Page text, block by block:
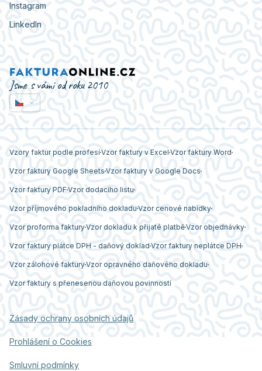
Instagram
LinkedIn
Jsme s vámi od roku 2010
Vzory faktur podle profesíVzor faktury v Excel Vzor faktury Word
Vzor faktury Google Sheets Vzor faktury v Google Docs
Vzor faktury PDF Vzor dodacího listu
Vzor příjmového pokladního dokladu Vzor cenové nabídky
Vzor proforma fakturyVzor dokladu k přijaté platběVzor objednávky
Vzor faktury plátce DPH - daňový doklad Vzor faktury neplátce DPH
Vzor zálohové fakturyVzor opravného daňového dokladu
Vzor faktury s přenesenou daňovou povinností
Zásady ochrany osobních údajů
Prohlášení o Cookies
Smluvní podmínky